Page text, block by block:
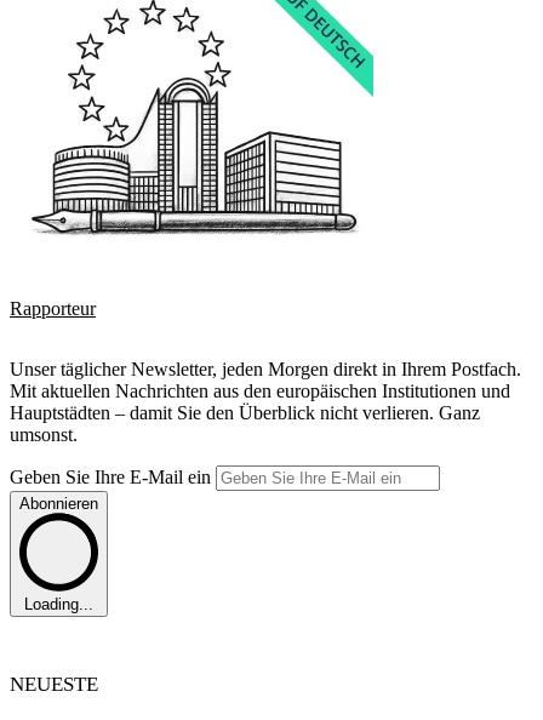
Rapporteur
Unser täglicher Newsletter, jeden Morgen direkt in Ihrem Postfach.
Mit aktuellen Nachrichten aus den europäischen Institutionen und
Hauptstädten – damit Sie den Überblick nicht verlieren. Ganz
umsonst.
Geben Sie Ihre E-Mail ein
Abonnieren
Loading...
NEUESTE